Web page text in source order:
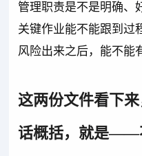
管理职责是不是明确、
关键作业能不能跟到过
风险出来之后，能不能
这两份文件看下
话概括，就是——